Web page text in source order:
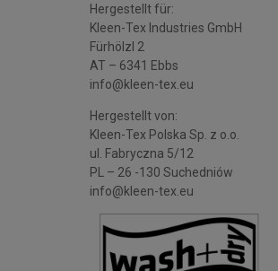
Hergestellt für:
Kleen-Tex Industries GmbH
Fürhölzl 2
AT – 6341 Ebbs
info@kleen-tex.eu
Hergestellt von:
Kleen-Tex Polska Sp. z o.o.
ul. Fabryczna 5/12
PL – 26 -130 Suchedniów
info@kleen-tex.eu